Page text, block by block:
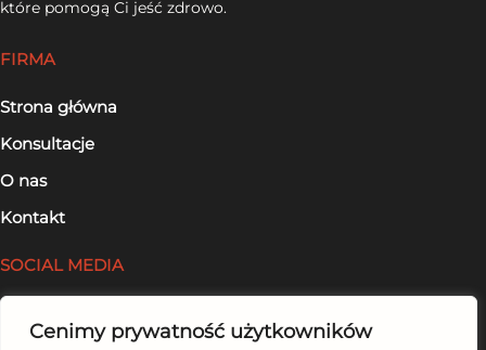
Cenimy prywatność użytkowników
które pomogą Ci jeść zdrowo.
FIRMA
Strona główna
Konsultacje
O nas
Kontakt
SOCIAL MEDIA